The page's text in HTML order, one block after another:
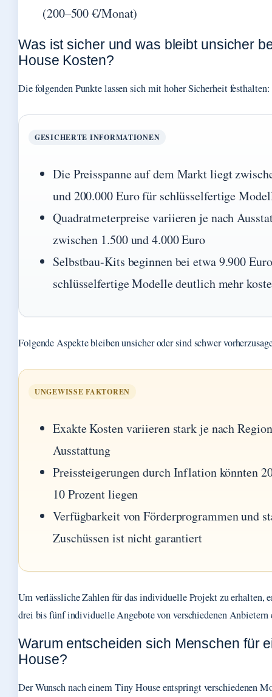
(200–500 €/Monat)
Was ist sicher und was bleibt unsicher
House Kosten?
Die folgenden Punkte lassen sich mit hoher Sicherheit festhalten:
GESICHERTE INFORMATIONEN
Die Preisspanne auf dem Markt liegt
und 200.000 Euro für schlüsselfertige
Quadratmeterpreise variieren je nach
zwischen 1.500 und 4.000 Euro
Selbstbau-Kits beginnen bei etwa 9.900
schlüsselfertige Modelle deutlich mehr
Folgende Aspekte bleiben unsicher oder sind schwer
UNGEWISSE FAKTOREN
Exakte Kosten variieren stark je nach
Ausstattung
Preissteigerungen durch Inflation könnten
10 Prozent liegen
Verfügbarkeit von Förderprogrammen und
Zuschüssen ist nicht garantiert
Um verlässliche Zahlen für das individuelle Projekt zu erhalten,
drei bis fünf individuelle Angebote von verschiedenen Anbietern
Warum entscheiden sich Menschen für
House?
Der Wunsch nach einem Tiny House entspringt verschiedenen